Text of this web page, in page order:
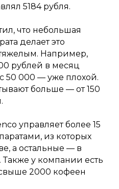
5184 рубля.
что небольшая
делает это
Например,
рублей в месяц
50 000 — уже плохой.
больше — от 150
управляет более 15
из которых
а остальные — в
Также у компании есть
2000 кофеен